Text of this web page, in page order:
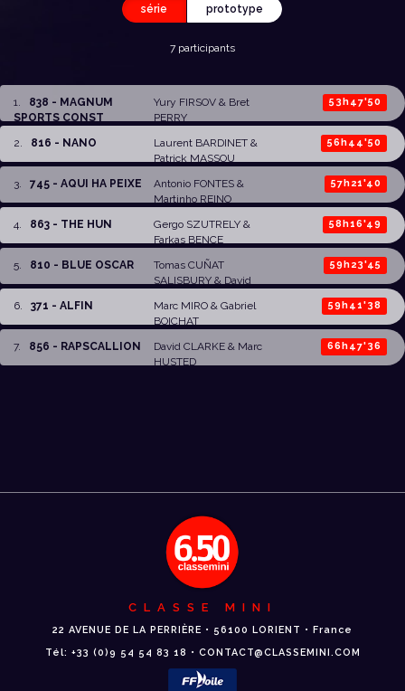
série prototype
7 participants
1
838 - MAGNUM
SPORTS CONST
Yury FIRSOV& Bret
PERRY
53h47'50
2 816 - NANO Laurent BARDINET&
Patrick MASSOU
56h44'50
3 745 - AQUI HA PEIXE Antonio FONTES&
Martinho REINO
57h21'40
4 863 - THE HUN Gergo SZUTRELY&
Farkas BENCE
58h16'49
5 810 - BLUE OSCAR
Tomas CUÑAT
SALISBURY& David
59h23'45
6 371 - ALFIN Marc MIRO& Gabriel
BOICHAT
59h41'38
7. 856 - RAPSCALLION David CLARKE& Marc
HUSTED
66h47'36
CLASSE MINI
22 AVENUE DE LA PERRIÈRE • 56100 LORIENT • France
Tél: +33 (0)9 54 54 83 18 • CONTACT@CLASSEMINI.COM